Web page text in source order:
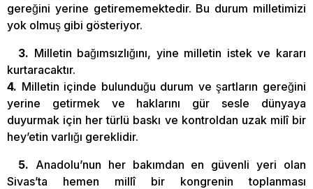
gereğini yerine getirememektedir. Bu durum milletimizi
yok olmuş gibi gösteriyor.
3. Milletin bağımsızlığını, yine milletin istek ve kararı
kurtaracaktır.
4. Milletin içinde bulunduğu durum ve şartların gereğini
yerine getirmek ve haklarını gür sesle dünyaya
duyurmak için her türlü baskı ve kontroldan uzak milî bir
hey’etin varlığı gereklidir.
5. Anadolu’nun her bakımdan en güvenli yeri olan
Sivas’ta hemen millî bir kongrenin toplanması